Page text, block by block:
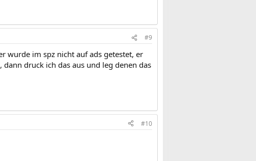
#9
wurde im spz nicht auf ads getestet, er
druck ich das aus und leg denen das
#10